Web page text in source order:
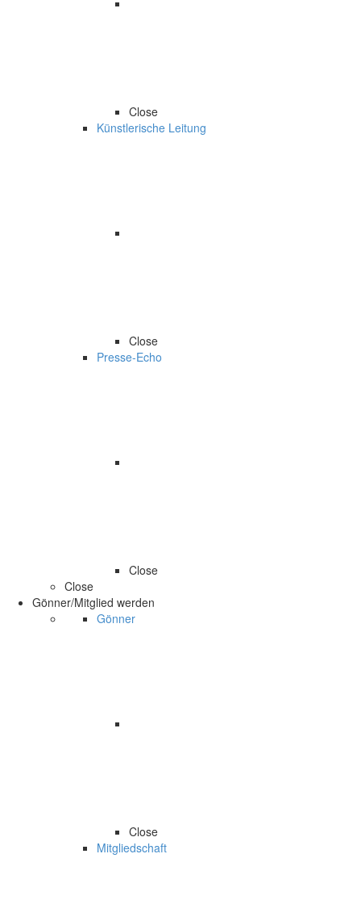
Close
Künstlerische Leitung
Close
Presse-Echo
Close
Close
Gönner/Mitglied werden
Gönner
Close
Mitgliedschaft